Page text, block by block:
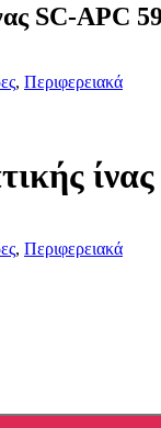
SC-APC
, Περιφερειακά
, Περιφερειακά